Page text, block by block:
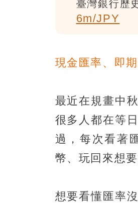
臺灣銀行歷
6m/JPY
現金匯率、即
最近在規畫中
很多人都在等
過，每次看著
幣、玩回來想
想要看懂匯率